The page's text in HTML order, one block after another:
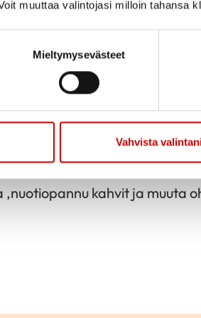
muuttaa valintojasi milloin tahansa
Mieltymysevästeet
Vahvista
vierailee
Juha Mustonen esitelmöi
on 18.5. Erä-
kahvit ja muuta